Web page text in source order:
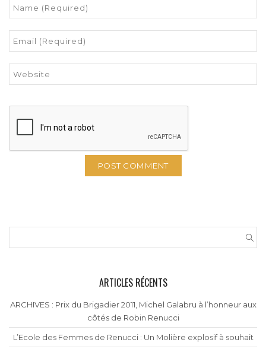
ARTICLES RÉCENTS
ARCHIVES : Prix du Brigadier 2011, Michel Galabru à l’honneur aux
côtés de Robin Renucci
L’Ecole des Femmes de Renucci : Un Molière explosif à souhait